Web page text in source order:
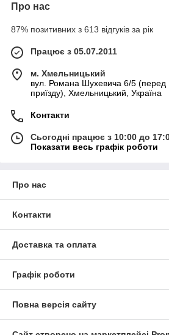
Про нас
87% позитивних з 613 відгуків за рік
Працює з 05.07.2011
м. Хмельницький
вул. Романа Шухевича 6/5 (перед
приїзду), Хмельницький, Україна
Контакти
Сьогодні працює з 10:00 до
Показати весь графік роботи
Про нас
Контакти
Доставка та оплата
Графік роботи
Повна версія сайту